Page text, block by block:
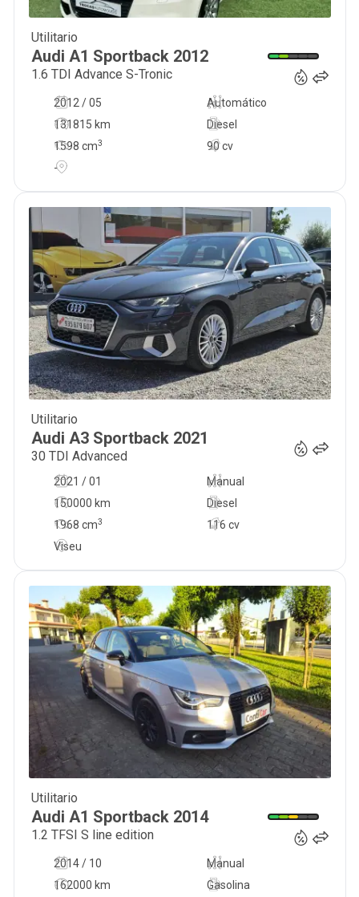
Utilitario
Audi A1 Sportback 2012
1.6 TDI Advance S-Tronic
2012 / 05
Automático
131815 km
90 cv
Diesel
1598 cm3
-
Utilitario
Audi A3 Sportback 2021
30 TDI Advanced
2021 / 01
Manual
150000 km
116 cv
Diesel
1968 cm3
Viseu
Utilitario
Audi A1 Sportback 2014
1.2 TFSI S line edition
2014 / 10
Manual
162000 km
Gasolina